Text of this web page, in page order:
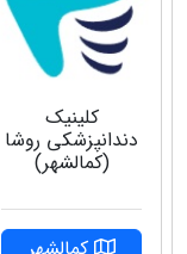
کلینیک
دندانپزشکی روشا
(کمالشهر)